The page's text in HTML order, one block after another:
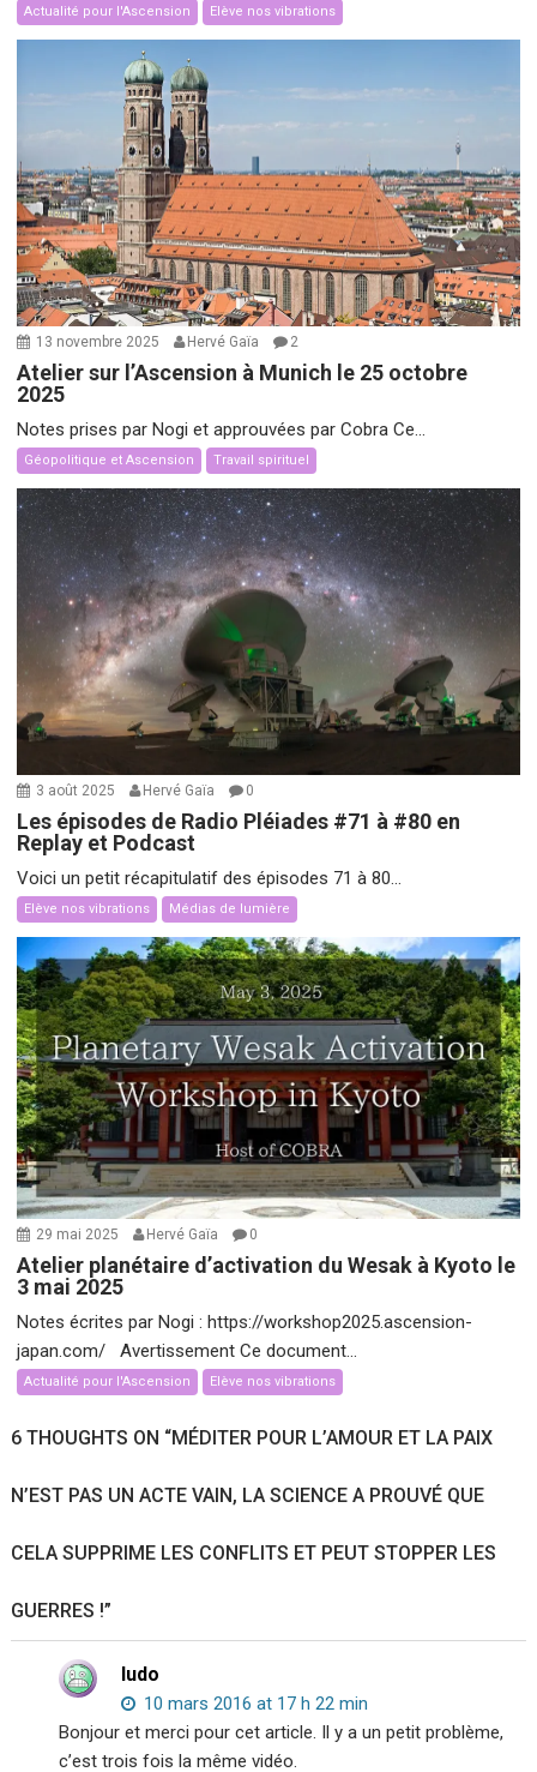
Actualité pour l'Ascension Elève nos vibrations
13 novembre 2025 Hervé Gaïa 2
Atelier sur l’Ascension à Munich le 25 octobre
2025
Notes prises par Nogi et approuvées par Cobra Ce...
Géopolitique et Ascension Travail spirituel
3 août 2025 Hervé Gaïa 0
Les épisodes de Radio Pléiades #71 à #80 en
Replay et Podcast
Voici un petit récapitulatif des épisodes 71 à 80...
Elève nos vibrations Médias de lumière
29 mai 2025 Hervé Gaïa 0
Atelier planétaire d’activation du Wesak à Kyoto le
3 mai 2025
Notes écrites par Nogi : https://workshop2025.ascension-
japan.com/ Avertissement Ce document...
Actualité pour l'Ascension Elève nos vibrations
6 THOUGHTS ON “MÉDITER POUR L’AMOUR ET LA PAIX
N’EST PAS UN ACTE VAIN, LA SCIENCE A PROUVÉ QUE
CELA SUPPRIME LES CONFLITS ET PEUT STOPPER LES
GUERRES !”
ludo
10 mars 2016 at 17 h 22 min
Bonjour et merci pour cet article. Il y a un petit problème,
c’est trois fois la même vidéo.